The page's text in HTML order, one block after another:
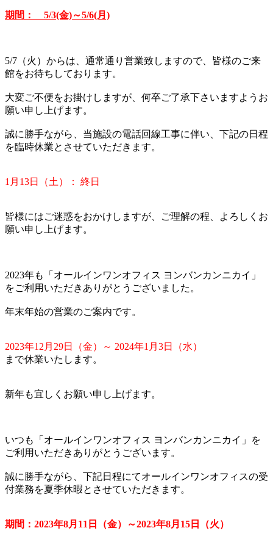
期間： 5/3(金)～5/6(月)
5/7（火）からは、通常通り営業致しますので、皆様のご来
館をお待ちしております。
大変ご不便をお掛けしますが、何卒ご了承下さいますようお
願い申し上げます。
誠に勝手ながら、当施設の電話回線工事に伴い、下記の日程
を臨時休業とさせていただきます。
1月13日（土）： 終日
皆様にはご迷惑をおかけしますが、ご理解の程、よろしくお
願い申し上げます。
2023年も「オールインワンオフィス ヨンバンカンニカイ」
をご利用いただきありがとうございました。
年末年始の営業のご案内です。
2023年12月29日（金）～ 2024年1月3日（水）
まで休業いたします。
新年も宜しくお願い申し上げます。
いつも「オールインワンオフィス ヨンバンカンニカイ」を
ご利用いただきありがとうございます。
誠に勝手ながら、下記日程にてオールインワンオフィスの受
付業務を夏季休暇とさせていただきます。
期間：2023年8月11日（金）～2023年8月15日（火）